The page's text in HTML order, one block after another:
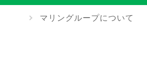
マリングループについて